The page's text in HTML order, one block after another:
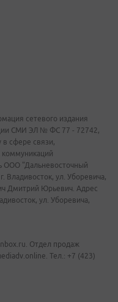
сетевого издания
СМИ ЭЛ № ФС 77 - 72742,
сфере связи,
ООО "Дальневосточный
Владивосток, ул. Уборевича,
Дмитрий Юрьевич. Адрес
ул. Уборевича,
Отдел продаж
Тел.: +7 (423)